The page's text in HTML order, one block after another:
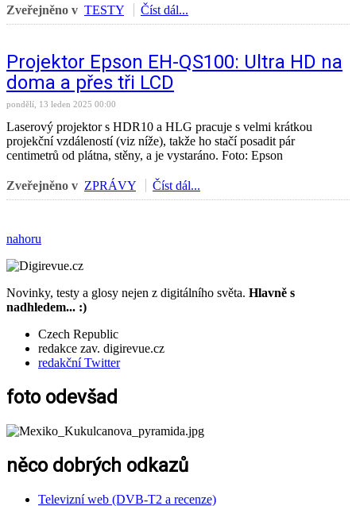
Zveřejněno v TESTY Číst dál...
Projektor Epson EH-QS100: Ultra HD na
doma a přes tři LCD
pondělí, 13 leden 2025 00:00
Laserový projektor s HDR10 a HLG pracuje s velmi krátkou
projekční vzdáleností (viz níže), takže ho stačí posadit pár
centimetrů od plátna, stěny, a je vystaráno. Foto: Epson
Zveřejněno v ZPRÁVY Číst dál...
nahoru
Novinky, testy a glosy nejen z digitálního světa. Hlavně s
nadhledem... :)
Czech Republic
redakce zav. digirevue.cz
redakční Twitter
foto odevšad
něco dobrých odkazů
Televizní web (DVB-T2 a recenze)